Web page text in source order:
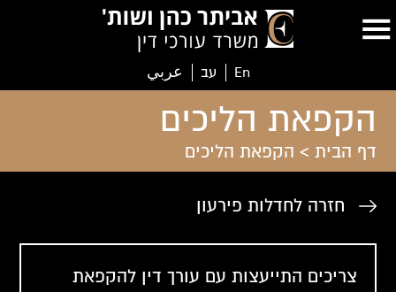
En עב عربي
הקפאת הליכים
דף הבית > הקפאת הליכים
חזרה לחדלות פירעון
צריכים התייעצות עם עורך דין להקפאת